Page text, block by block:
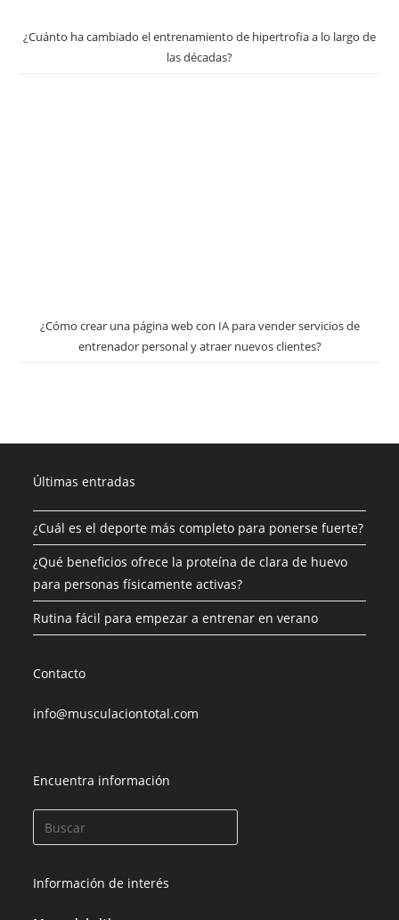
¿Cuánto ha cambiado el entrenamiento de hipertrofia a lo largo de
las décadas?
¿Cómo crear una página web con IA para vender servicios de
entrenador personal y atraer nuevos clientes?
Últimas entradas
¿Cuál es el deporte más completo para ponerse fuerte?
¿Qué beneficios ofrece la proteína de clara de huevo
para personas físicamente activas?
Rutina fácil para empezar a entrenar en verano
Contacto
info@musculaciontotal.com
Encuentra información
Información de interés